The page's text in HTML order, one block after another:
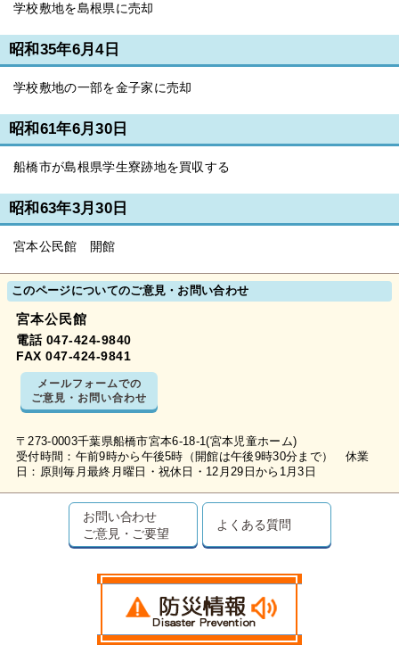
学校敷地を島根県に売却
昭和35年6月4日
学校敷地の一部を金子家に売却
昭和61年6月30日
船橋市が島根県学生寮跡地を買収する
昭和63年3月30日
宮本公民館 開館
このページについてのご意見・お問い合わせ
宮本公民館
電話 047-424-9840
FAX 047-424-9841
メールフォームでの
ご意見・お問い合わせ
〒273-0003千葉県船橋市宮本6-18-1(宮本児童ホーム)
受付時間：午前9時から午後5時（開館は午後9時30分まで） 休業
日：原則毎月最終月曜日・祝休日・12月29日から1月3日
お問い合わせ
ご意見・ご要望
よくある質問